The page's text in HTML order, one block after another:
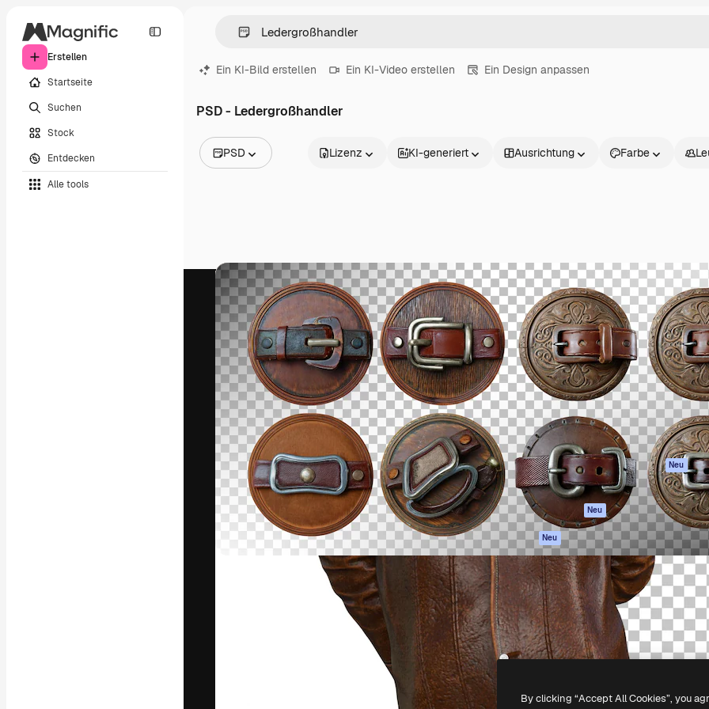
Erstellen
Startseite
Suchen
Stock
Entdecken
Alle tools
Ein KI-Bild erstellen Ein KI-Video erstellen Ein Design anpassen
PSD - Ledergroßhandler
PSD
Videos
Filmmaterial
Motion Graphics
Videovorlagen
Icons
3D-Modelle
Schriftarten
Lizenz KI-generiert Ausrichtung Farbe
Die kreative Plattform, um deine beste
Arbeit zu verwirklichen. Mehr als 1 Million
Abonnenten unter Kreativen, Unternehmen,
Agenturen und Studios.
Produkte
Spaces
KI-Assistent
KI-Bildgenerator
KI-Videogenerator
KI-
Stimmengenerator
Stock-Inhalte
MCP für
Claude/ChatGPT
Neu
Agenten Neu
API
Mobile App
Alle Magnific-Tools
Loslegen
Academy
Dokumentation
Support
AGB
Originale Neu
Cookie-Richtlinie
Partner
Unternehmen
2026 Freepik Company S.L.U. Alle Rechte vorbehalten.
By clicking “Accept All Cookies”, you